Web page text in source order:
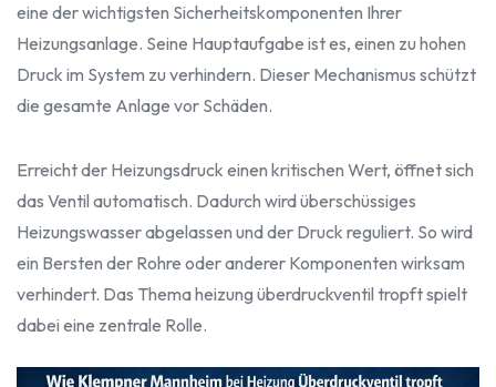
eine der wichtigsten Sicherheitskomponenten Ihrer
Heizungsanlage. Seine Hauptaufgabe ist es, einen zu hohen
Druck im System zu verhindern. Dieser Mechanismus schützt
die gesamte Anlage vor Schäden.
Erreicht der Heizungsdruck einen kritischen Wert, öffnet sich
das Ventil automatisch. Dadurch wird überschüssiges
Heizungswasser abgelassen und der Druck reguliert. So wird
ein Bersten der Rohre oder anderer Komponenten wirksam
verhindert. Das Thema heizung überdruckventil tropft spielt
dabei eine zentrale Rolle.